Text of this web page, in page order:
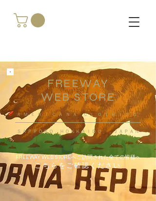
FREEWAY
WEB STORE
​ＡＭＥＲＩＣＡＮＡ ＣＬＯＴＨＩＮＧ
ＳＡＰＰＯＲＯ ＨＯＫＫＡＩＤＯ ，ＪＡＰＡＮ
FREEWAY WEB STOREへご訪問された全ての皆様へ
こちらをご確認ください